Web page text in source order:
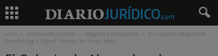
Inicio Profesionales Jurídicos Abogados y procuradores
El Colegio de Abogados de
Bruselas elige a Miguel Troncoso, de Gómez-Acebo...